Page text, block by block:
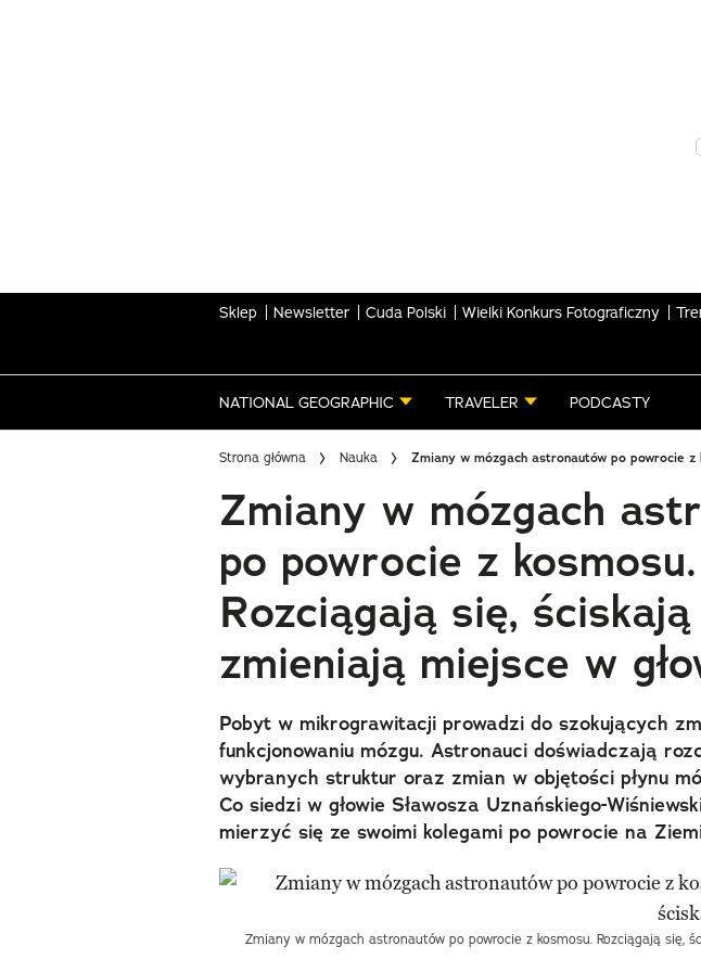
Sklep Newsletter Cuda Polski Wielki Konkurs Fotograficzny
NATIONAL GEOGRAPHIC TRAVELER PODCASTY
Strona główna Nauka Zmiany w mózgach astronautów po powrocie z
Zmiany w mózgach
po powrocie z kosmosu.
Rozciągają się,
zmieniają miejsce w
Pobyt w mikrograwitacji prowadzi do szokujących
funkcjonowaniu mózgu. Astronauci doświadczają
wybranych struktur oraz zmian w objętości płynu
Co siedzi w głowie Sławosza Uznańskiego-
mierzyć się ze swoimi kolegami po powrocie na
Zmiany w mózgach astronautów po powrocie z kosmosu. Rozciągają się,